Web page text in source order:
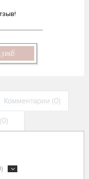
Комментарии (0)